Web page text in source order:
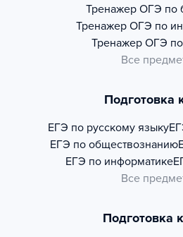
Тренажер ОГЭ по
Тренажер ОГЭ по
Тренажер ОГЭ
Все
Подготовка
ЕГЭ по русскому языку
ЕГЭ по обществознанию
ЕГЭ по информатике
Все
Подготовка